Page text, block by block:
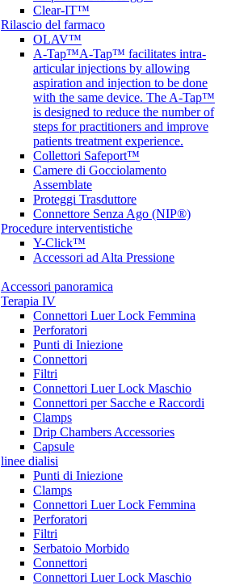
Clear-IT™
Rilascio del farmaco
OLAV™
A-Tap™A-Tap™ facilitates intra-
articular injections by allowing
aspiration and injection to be done
with the same device. The A-Tap™
is designed to reduce the number of
steps for practitioners and improve
patients treatment experience.
Collettori Safeport™
Camere di Gocciolamento
Assemblate
Proteggi Trasduttore
Connettore Senza Ago (NIP®)
Procedure interventistiche
Y-Click™
Accessori ad Alta Pressione
Accessori panoramica
Terapia IV
Connettori Luer Lock Femmina
Perforatori
Punti di Iniezione
Connettori
Filtri
Connettori Luer Lock Maschio
Connettori per Sacche e Raccordi
Clamps
Drip Chambers Accessories
Capsule
linee dialisi
Punti di Iniezione
Clamps
Connettori Luer Lock Femmina
Perforatori
Filtri
Serbatoio Morbido
Connettori
Connettori Luer Lock Maschio